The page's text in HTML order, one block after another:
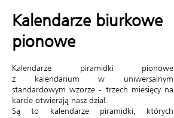
Kalendarze biurkowe
pionowe
Kalendarze piramidki pionowe
z kalendarium w uniwersalnym
standardowym wzorze - trzech miesięcy na
karcie otwierają nasz dział.
Są to kalendarze piramidki, których